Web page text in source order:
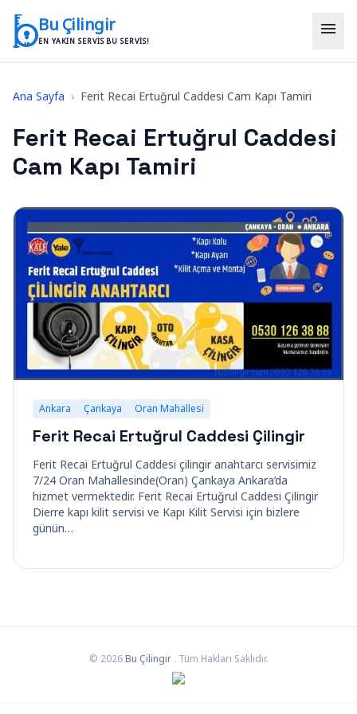
Bu Çilingir
EN YAKIN SERVIS BU SERVIS!
menu
Ana Sayfa › Ferit Recai Ertuğrul Caddesi Cam Kapı Tamiri
Ferit Recai Ertuğrul Caddesi
Cam Kapı Tamiri
Ankara Çankaya Oran Mahallesi
Ferit Recai Ertuğrul Caddesi Çilingir
Ferit Recai Ertuğrul Caddesi çilingir anahtarcı servisimiz
7/24 Oran Mahallesinde(Oran) Çankaya Ankara’da
hizmet vermektedir. Ferit Recai Ertuğrul Caddesi Çilingir
Dierre kapı kilit servisi ve Kapı Kilit Servisi için bizlere
günün…
© 2026 Bu Çilingir . Tüm Hakları Saklıdır.